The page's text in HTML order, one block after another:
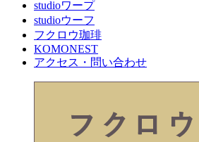
studioワープ
studioウーフ
フクロウ珈琲
KOMONEST
アクセス・問い合わせ